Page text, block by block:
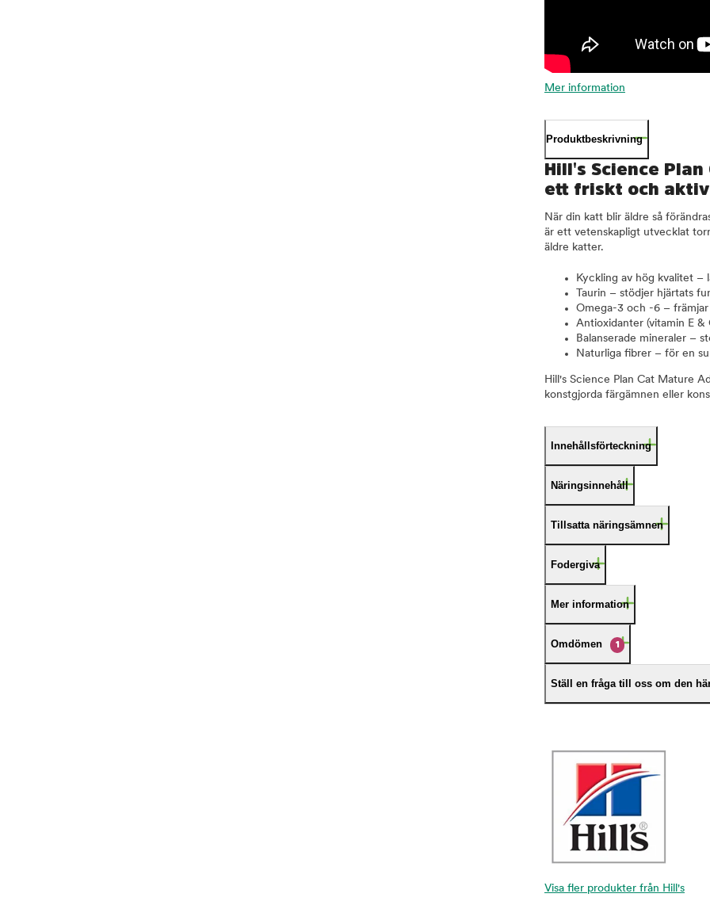
Mer information
Produktbeskrivning
Hill's Science
ett friskt och
När din katt blir äldre så
är ett vetenskapligt utvecklat
äldre katter.
Kyckling av hög kvalitet –
Taurin – stödjer hjärtats
Omega-3 och -6 –
Antioxidanter (vitamin E
Balanserade mineraler –
Naturliga fibrer – för en
Hill's Science Plan Cat Mature
konstgjorda färgämnen eller
Innehållsförteckning
Näringsinnehåll
Tillsatta näringsämnen
Fodergiva
Mer information
Omdömen 1
Ställ en fråga till oss om den
Visa fler produkter från Hill's